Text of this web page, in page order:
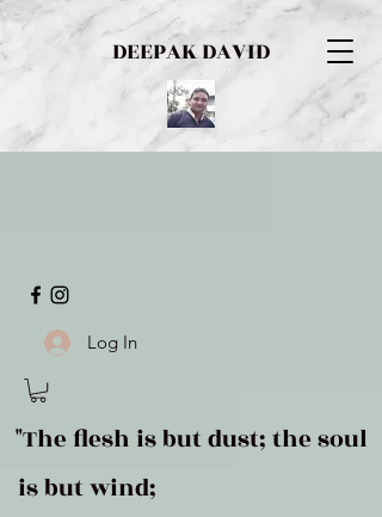
DEEPAK DAVID
Log In
"The flesh is but dust; the soul
is but wind;